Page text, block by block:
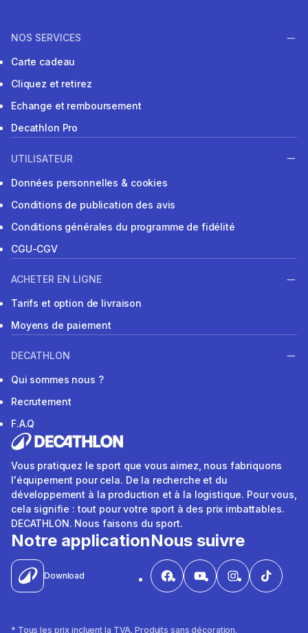
NOS SERVICES
Carte cadeau
Cliquez et retirez
Echange et remboursement
Decathlon Pro
UTILISATEUR
Données personnelles & cookies
Conditions de publication des avis
Conditions générales du programme de fidélité
CGU-CGV
ACHETER EN LIGNE
Tarifs et option de livraison
Moyens de paiement
DECATHLON
Qui sommes nous ?
Recrutement
F.A.Q
Vous pratiquez le sport que vous aimez, nous fabriquons
l'équipement pour cela. De la recherche et du
développement à la production et à la logistique. Pour vous,
cela signifie : tout pour votre sport à des prix imbattables.
DECATHLON. Nous faisons du sport.
Notre application
Download
Nous suivre
* Tous les prix incluent la TVA. Produits sans décoration.